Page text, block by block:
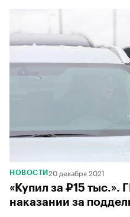
НОВОСТИ 20 декабря 2021
«Купил за ₽15 тыс.».
наказании за